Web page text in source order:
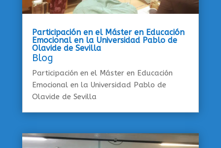
Participación en el Máster en Educación
Emocional en la Universidad Pablo de
Olavide de Sevilla
Blog
Participación en el Máster en Educación
Emocional en la Universidad Pablo de
Olavide de Sevilla